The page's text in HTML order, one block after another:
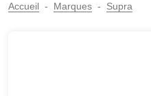
Accueil Marques Supra